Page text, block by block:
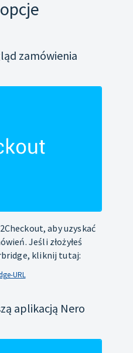
zamówienia
aby uzyskać
Jeśli złożyłeś
kliknij tutaj:
URL
aplikacją Nero